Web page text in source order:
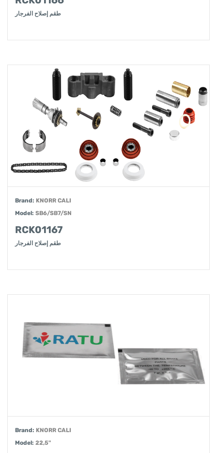
طقم إصلاح الفرجار
Brand: KNORR CALI
Model: SB6/SB7/SN
RCK01167
طقم إصلاح الفرجار
Brand: KNORR CALI
Model: 22,5"